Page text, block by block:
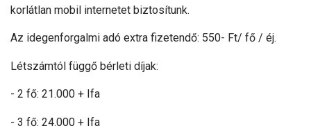
korlátlan mobil internetet biztosítunk.
Az idegenforgalmi adó extra fizetendő: 550- Ft/ fő / éj.
Létszámtól függő bérleti díjak:
- 2 fő: 21.000 + Ifa
- 3 fő: 24.000 + Ifa